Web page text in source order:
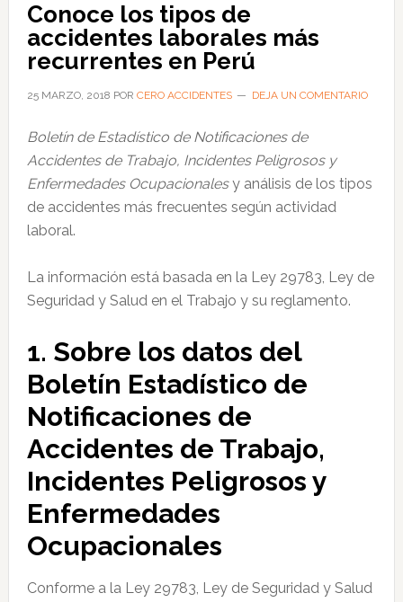
Conoce los tipos de
accidentes laborales más
recurrentes en Perú
25 MARZO, 2018 POR CERO ACCIDENTES DEJA UN COMENTARIO
Boletín de Estadístico de Notificaciones de
Accidentes de Trabajo, Incidentes Peligrosos y
Enfermedades Ocupacionalesy análisis de los tipos
de accidentes más frecuentes según actividad
laboral.
La información está basada en la Ley 29783, Ley de
Seguridad y Salud en el Trabajo y su reglamento.
1. Sobre los datos del
Boletín Estadístico de
Notificaciones de
Accidentes de Trabajo,
Incidentes Peligrosos y
Enfermedades
Ocupacionales
Conforme a la Ley 29783, Ley de Seguridad y Salud